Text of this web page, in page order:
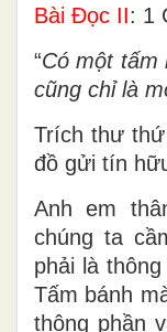
Bài Ðọc II: 1
“Có một tấm
cũng chỉ là
Trích thư thứ
đồ gửi tín
Anh em
chúng ta
phải là
Tấm bánh
thông phần